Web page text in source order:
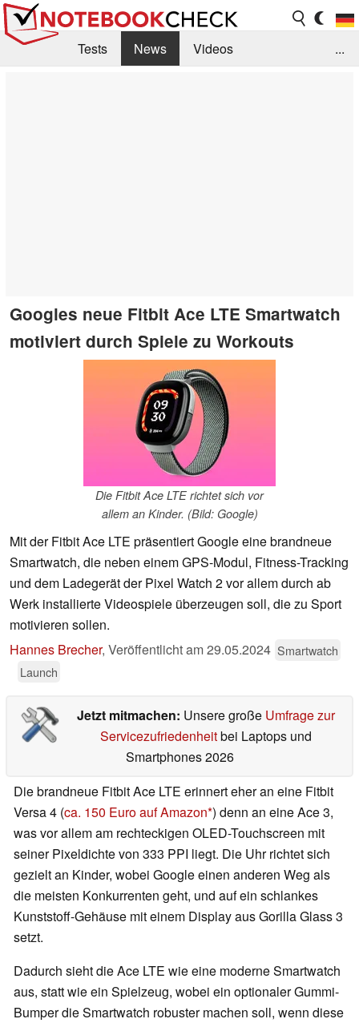
Tests News
Videos
...
Googles neue Fitbit Ace LTE Smartwatch
motiviert durch Spiele zu Workouts
Die Fitbit Ace LTE richtet sich vor
allem an Kinder. (Bild: Google)
Mit der Fitbit Ace LTE präsentiert Google eine brandneue
Smartwatch, die neben einem GPS-Modul, Fitness-Tracking
und dem Ladegerät der Pixel Watch 2 vor allem durch ab
Werk installierte Videospiele überzeugen soll, die zu Sport
motivieren sollen.
Hannes Brecher, Veröffentlicht am29.05.2024 Smartwatch
Launch
Jetzt mitmachen: Unsere große Umfrage zur
Servicezufriedenheitbei Laptops und
Smartphones 2026
Die brandneue Fitbit Ace LTE erinnert eher an eine Fitbit
Versa 4 (ca. 150 Euro auf Amazon ) denn an eine Ace 3,
was vor allem am rechteckigen OLED-Touchscreen mit
seiner Pixeldichte von 333 PPI liegt. Die Uhr richtet sich
gezielt an Kinder, wobei Google einen anderen Weg als
die meisten Konkurrenten geht, und auf ein schlankes
Kunststoff-Gehäuse mit einem Display aus Gorilla Glass 3
setzt.
Dadurch sieht die Ace LTE wie eine moderne Smartwatch
aus, statt wie ein Spielzeug, wobei ein optionaler Gummi-
Bumper die Smartwatch robuster machen soll, wenn diese